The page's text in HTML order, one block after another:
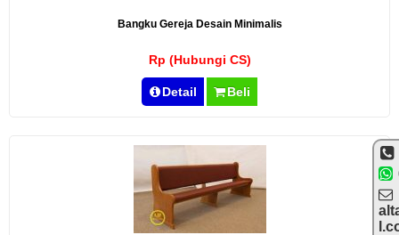
Bangku Gereja Desain Minimalis
Rp (Hubungi CS)
Detail Beli